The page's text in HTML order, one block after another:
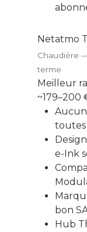
Netatmo
Chaudière
terme
Meilleur
~179–200
toutes
e-Ink
bon
Hub